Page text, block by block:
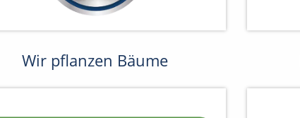
Wir pflanzen Bäume